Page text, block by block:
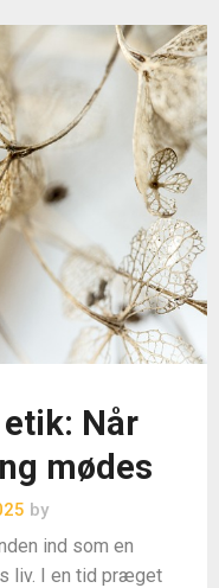
Når
mødes
by
ind som en
liv. I en tid præget